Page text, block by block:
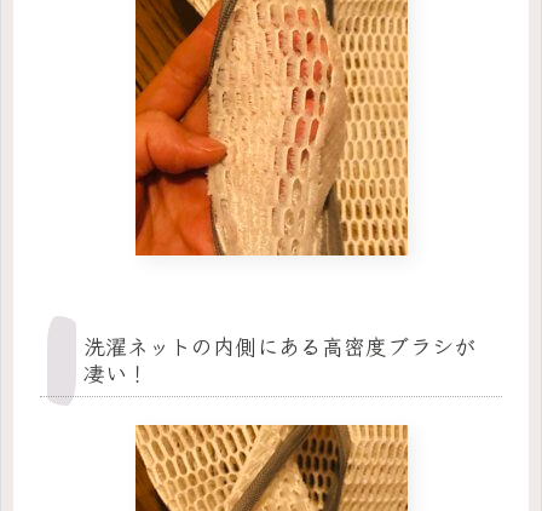
洗濯ネットの内側にある高密度ブラシが
凄い！